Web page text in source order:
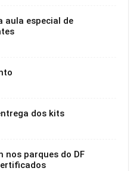
aula especial de
dos kits
parques do DF